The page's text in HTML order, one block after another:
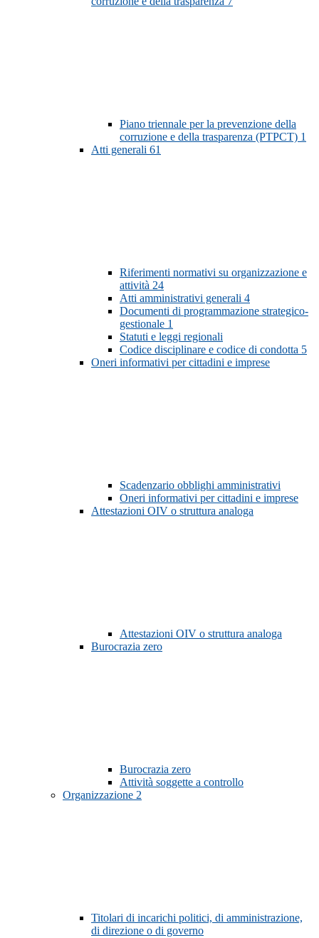
Piano triennale per la prevenzione della
corruzione e della trasparenza (PTPCT) 1
Atti generali 61
Riferimenti normativi su organizzazione e
attività 24
Atti amministrativi generali 4
Documenti di programmazione strategico-
gestionale 1
Statuti e leggi regionali
Codice disciplinare e codice di condotta 5
Oneri informativi per cittadini e imprese
Scadenzario obblighi amministrativi
Oneri informativi per cittadini e imprese
Attestazioni OIV o struttura analoga
Attestazioni OIV o struttura analoga
Burocrazia zero
Burocrazia zero
Attività soggette a controllo
Organizzazione 2
Titolari di incarichi politici, di amministrazione,
di direzione o di governo